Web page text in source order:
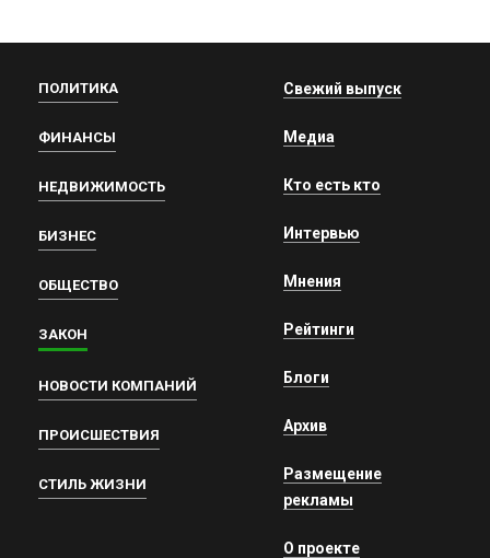
ПОЛИТИКА
ФИНАНСЫ
НЕДВИЖИМОСТЬ
БИЗНЕС
ОБЩЕСТВО
ЗАКОН
НОВОСТИ КОМПАНИЙ
ПРОИСШЕСТВИЯ
СТИЛЬ ЖИЗНИ
Свежий выпуск
Медиа
Кто есть кто
Интервью
Мнения
Рейтинги
Блоги
Архив
Размещение
рекламы
О проекте